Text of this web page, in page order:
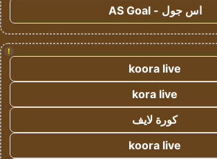
اس جول - AS Goal
!
koora live
kora live
كورة لايف
koora live